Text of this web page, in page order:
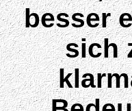
besser
sich